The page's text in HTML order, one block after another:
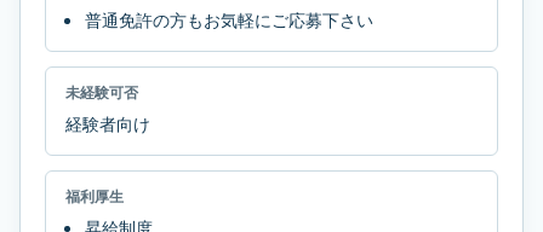
普通免許の方もお気軽にご応募下さい
未経験可否
経験者向け
福利厚生
昇給制度